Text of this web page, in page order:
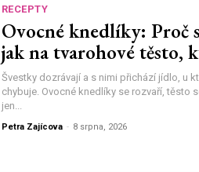
RECEPTY
Ovocné knedlíky: Proč
jak na tvarohové těsto,
Švestky dozrávají a s nimi přichází jídlo, u
chybuje. Ovocné knedlíky se rozvaří, těsto
jen...
Petra Zajícova - 8 srpna, 2026